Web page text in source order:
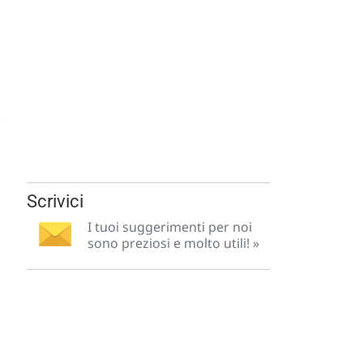
Scrivici
I tuoi suggerimenti per noi
sono preziosi e molto utili! »